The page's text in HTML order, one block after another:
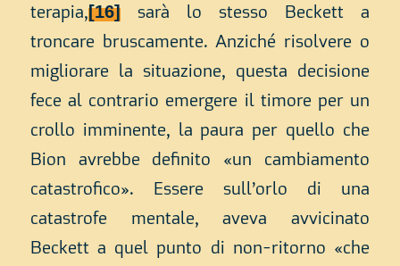
terapia,[16]sarà lo stesso Beckett a
troncare bruscamente. Anziché risolvere o
migliorare la situazione, questa decisione
fece al contrario emergere il timore per un
crollo imminente, la paura per quello che
Bion avrebbe definito «un cambiamento
catastrofico». Essere sull’orlo di una
catastrofe mentale, aveva avvicinato
Beckett a quel punto di non-ritorno «che